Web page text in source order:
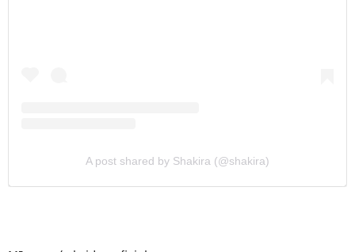
A post shared by Shakira (@shakira)